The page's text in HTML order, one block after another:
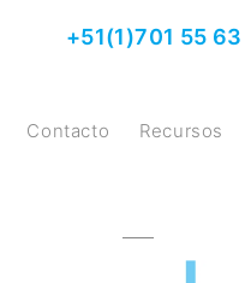
+51(1)701 55 63
Contacto Recursos